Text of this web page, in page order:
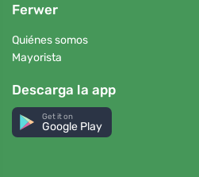
Ferwer
Quiénes somos
Mayorista
Descarga la app
Get it on
Google Play